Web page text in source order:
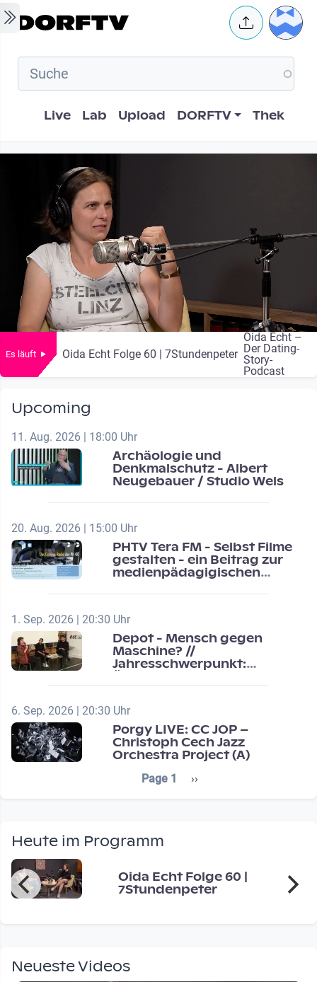
Skip to main content User
Hauptnavigation
Live Lab Upload DORFTV Thek
Es läuft Oida Echt Folge 60 | 7Stundenpeter
Oida Echt –
Der Dating-
Story-
Podcast
Upcoming
11. Aug. 2026 | 18:00 Uhr
Archäologie und
Denkmalschutz - Albert
Neugebauer / Studio Wels
20. Aug. 2026 | 15:00 Uhr
PHTV Tera FM - Selbst Filme
gestalten - ein Beitrag zur
medienpädagigischen
1. Sep. 2026 | 20:30 Uhr
Depot - Mensch gegen
Maschine? //
Jahresschwerpunkt:
6. Sep. 2026 | 20:30 Uhr
Porgy LIVE: CC JOP –
Christoph Cech Jazz
Orchestra Project (A)
Seitennummerierung
Page 1 Next page
››
Heute im Programm
Oida Echt Folge 60 |
7Stundenpeter
Neueste Videos